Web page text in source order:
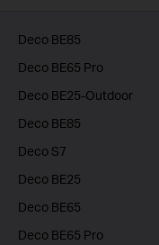
Deco BE85
Deco BE65 Pro
Deco BE25-Outdoor
Deco BE85
Deco S7
Deco BE25
Deco BE65
Deco BE65 Pro